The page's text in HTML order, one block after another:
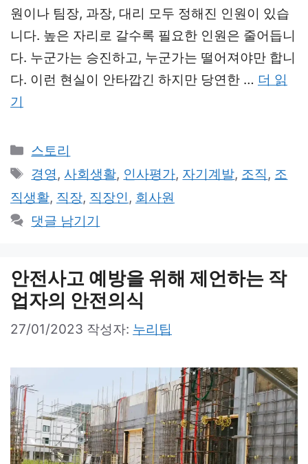
원이나 팀장, 과장, 대리 모두 정해진 인원이 있습
니다. 높은 자리로 갈수록 필요한 인원은 줄어듭니
다. 누군가는 승진하고, 누군가는 떨어져야만 합니
다. 이런 현실이 안타깝긴 하지만 당연한 … 더 읽
기
카
테
리
스토리
태
그
경영, 사회생활, 인사평가, 자기계발, 조직 , 조
직생활, 직장, 직장인 , 회사원
댓글 남기기
안전사고 예방을 위해 제언하는 작
업자의 안전의식
27/01/2023 작성자: 누리팁